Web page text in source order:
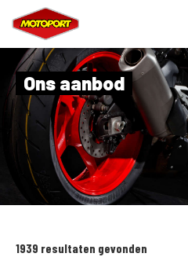
Ons aanbod
1939 resultaten gevonden